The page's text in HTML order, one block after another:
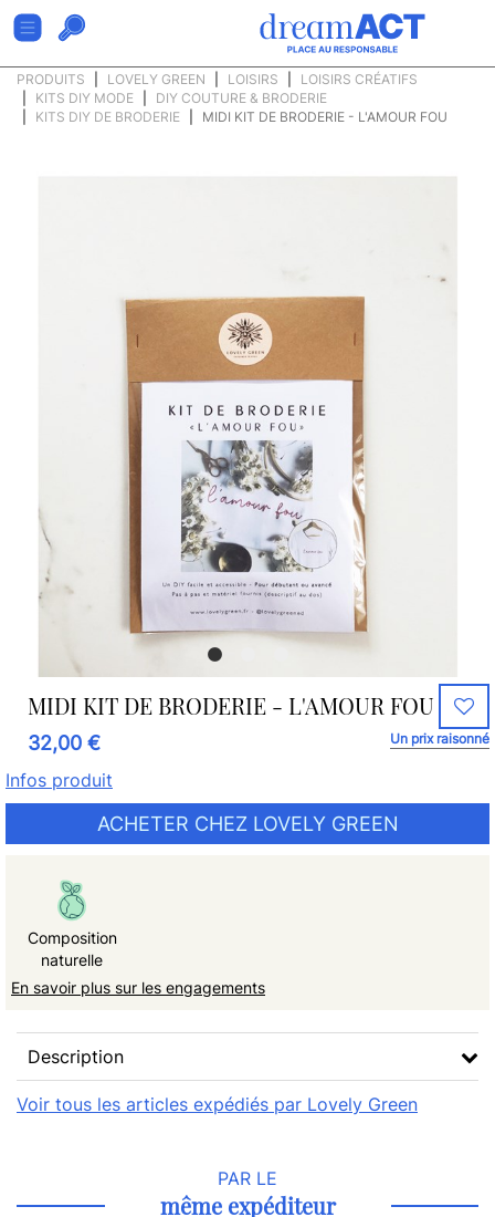
PRODUITS LOVELY GREEN LOISIRS
LOISIRS CRÉATIFS
KITS DIY MODE
DIY COUTURE & BRODERIE
KITS DIY DE BRODERIE
MIDI KIT DE BRODERIE - L'AMOUR FOU
MIDI KIT DE BRODERIE - L'AMOUR FOU
32,00 € Un prix raisonné
Infos produit
ACHETER CHEZ LOVELY GREEN
Composition
naturelle
En savoir plus sur les engagements
Description
Voir tous les articles expédiés par Lovely Green
PAR LE
même expéditeur